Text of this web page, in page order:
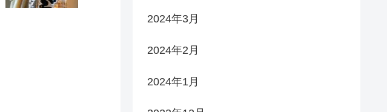
2024年3月
2024年2月
2024年1月